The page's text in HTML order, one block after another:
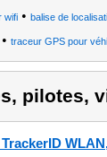
wifi• balise de
• traceur GPS pour
pilotes,